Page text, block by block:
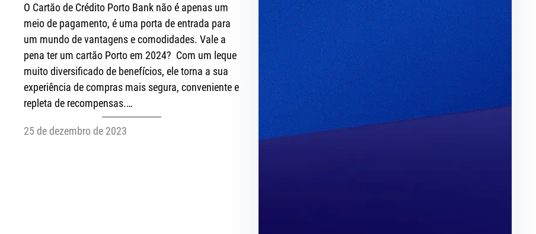
O Cartão de Crédito Porto Bank não é apenas um
meio de pagamento, é uma porta de entrada para
um mundo de vantagens e comodidades. Vale a
pena ter um cartão Porto em 2024? Com um leque
muito diversificado de benefícios, ele torna a sua
experiência de compras mais segura, conveniente e
repleta de recompensas.…
25 de dezembro de 2023